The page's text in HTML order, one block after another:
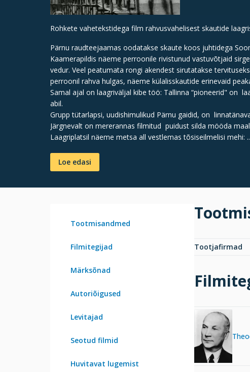
Rohkete vahetekstidega film rahvusvahelisest skautide
Pärnu raudteejaamas oodatakse skaute koos juhtidega
Kaamerapildis näeme perroonile rivistunud vastuvõtjaid
vedur. Veel peatumata rongi akendest sirutatakse
perroonil rahva hulgas, näeme külalisskautide erinevaid
Samal ajal on laagriväljal kibe töö: Tallinna “pioneerid" on
abil.
Grupp tütarlapsi, uudishimulikud Pärnu gaidid, on
Järgnevalt on mererannas filmitud puidust silda mööda
Laagriplatsil näeme metsa all vestlemas tõsiseilmelisi mehi:
Loe edasi
Tootmisandmed
Filmitegijad
Märksõnad
Autoriõigused
Levitajad
Seotud filmid
Huvitavat lugemist
Tootjafirmad